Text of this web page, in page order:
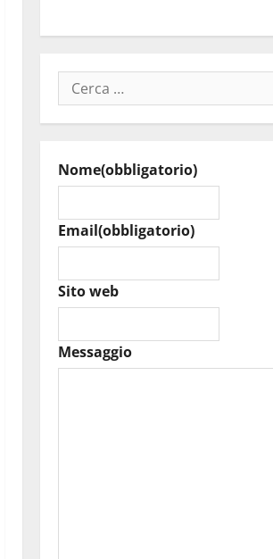
Ricerca
per:
Nome(obbligatorio)
Email(obbligatorio)
Sito web
Messaggio